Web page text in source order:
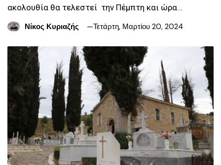
ακολουθία θα τελεστεί την Πέμπτη και ώρα…
Νίκος Κυριαζής
Τετάρτη, Μαρτίου 20, 2024